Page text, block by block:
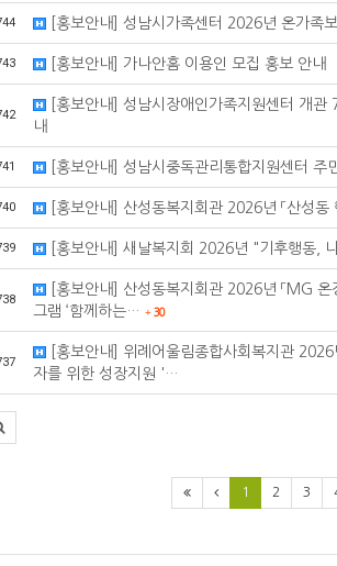
[홍보안내] 성남시가족센터 2026년 온가족
[홍보안내] 가나안홈 이용인 모집 홍보 안내
[홍보안내] 성남시장애인가족지원센터 개
내
[홍보안내] 성남시중독관리통합지원센터 주
[홍보안내] 산성동복지회관 2026년 「산성동
[홍보안내] 새날복지회 2026년 "기후행동,
[홍보안내] 산성동복지회관 2026년 「MG
그램 ‘함께하는… + 30
[홍보안내] 위례어울림종합사회복지관 2026
자를 위한 성장지원 '…
1 2 3